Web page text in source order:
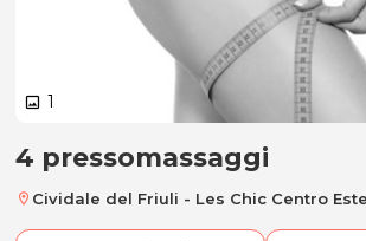
image 1
4 pressomassaggi
4 pressomassaggi
location_on Cividale del Friuli - Les Chic Centro